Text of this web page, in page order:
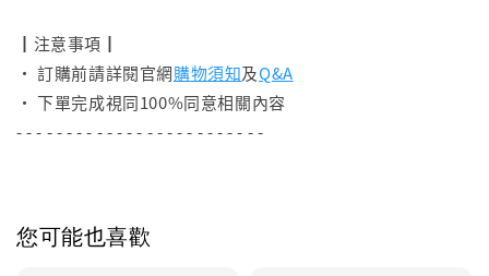
┃注意事項┃
• 訂購前請詳閱官網購物須知及Q&A
• 下單完成視同100%同意相關內容
- - - - - - - - - - - - - - - - - - - - - - - - -
您可能也喜歡